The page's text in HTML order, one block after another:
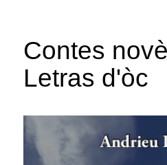
Contes
Letras d'òc